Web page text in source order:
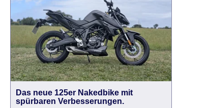
Das neue 125er Nakedbike mit
spürbaren Verbesserungen.